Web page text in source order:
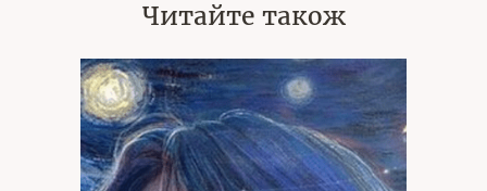
Читайте також